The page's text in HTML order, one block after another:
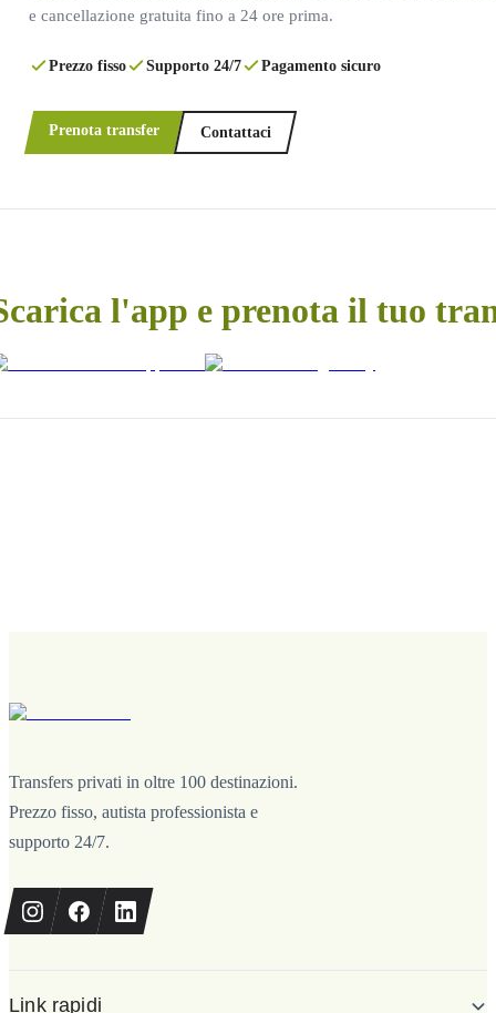
e cancellazione gratuita fino a 24 ore prima.
Prezzo fisso Supporto 24/7 Pagamento sicuro
Prenota transfer Contattaci
l'app e prenota il tuo
Transfers privati in oltre 100 destinazioni.
Prezzo fisso, autista professionista e
supporto 24/7.
Link rapidi